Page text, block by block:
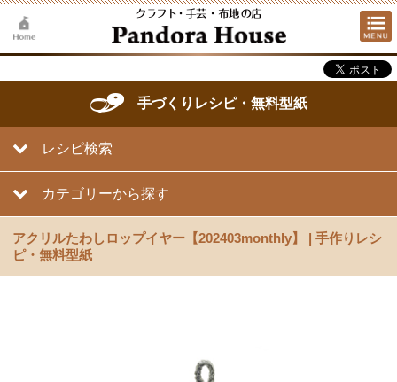
手づくりレシピ・無料型紙
レシピ検索
カテゴリーから探す
アクリルたわしロップイヤー【202403monthly】 | 手作りレシ
ピ・無料型紙